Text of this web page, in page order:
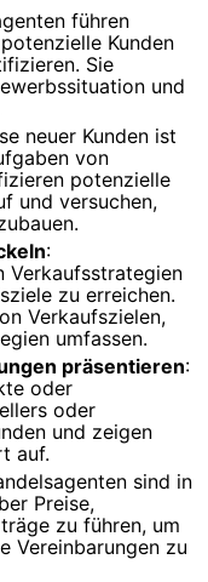
führen
Kunden
Sie
und
neuer Kunden ist
von
potenzielle
und versuchen,
:
Verkaufsstrategien
zu erreichen.
Verkaufszielen,
umfassen.
präsentieren:
oder
oder
und zeigen
auf.
sind in
Preise,
zu führen, um
Vereinbarungen zu